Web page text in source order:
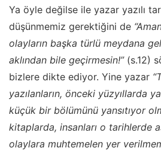
Ya öyle değilse ile yazar yazılı
düşünmemiz gerektiğini de
olayların başka türlü meydana
aklından bile geçirmesin!”(s.12)
bizlere dikte ediyor. Yine yazar
yazılanların, önceki yüzyıllarda
küçük bir bölümünü yansıtıyor
kitaplarda, insanları o tarihlerde
olaylara muhtemelen yer